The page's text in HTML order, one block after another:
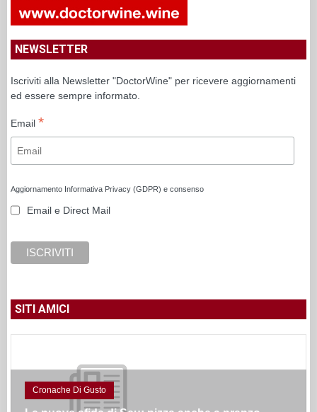
NEWSLETTER
Iscriviti alla Newsletter "DoctorWine" per ricevere aggiornamenti
ed essere sempre informato.
Email *
Aggiornamento Informativa Privacy (GDPR) e consenso
Email e Direct Mail
SITI AMICI
Cronache Di Gusto